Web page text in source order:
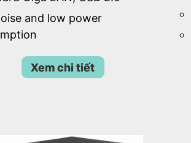
and low power
Xem chi tiết